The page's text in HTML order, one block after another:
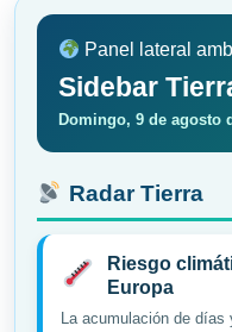
entradas
Panel lateral
Sidebar
Domingo, 9 de agosto
Radar Tierra
Riesgo
Europa
La acumulación de